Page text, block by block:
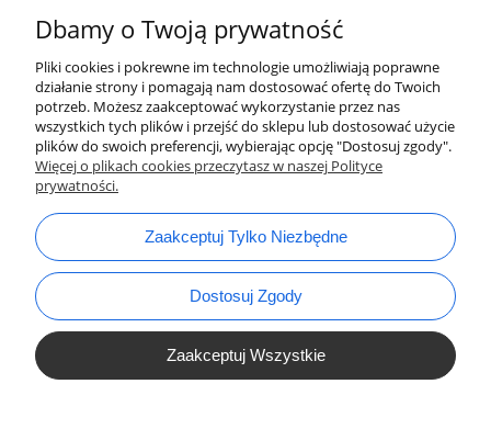
email:bok@ArtykulyDlaPlastykow.pl
Dbamy o Twoją prywatność
Pliki cookies i pokrewne im technologie umożliwiają poprawne
działanie strony i pomagają nam dostosować ofertę do Twoich
potrzeb. Możesz zaakceptować wykorzystanie przez nas
wszystkich tych plików i przejść do sklepu lub dostosować użycie
plików do swoich preferencji, wybierając opcję "Dostosuj zgody".
Więcej o plikach cookies przeczytasz w naszej Polityce
prywatności.
Zaakceptuj Tylko Niezbędne
Dostosuj Zgody
Zaakceptuj Wszystkie